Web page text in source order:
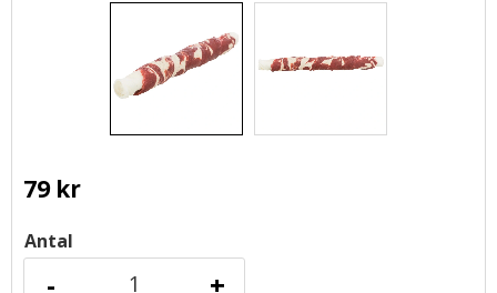
79kr
Antal
+
-